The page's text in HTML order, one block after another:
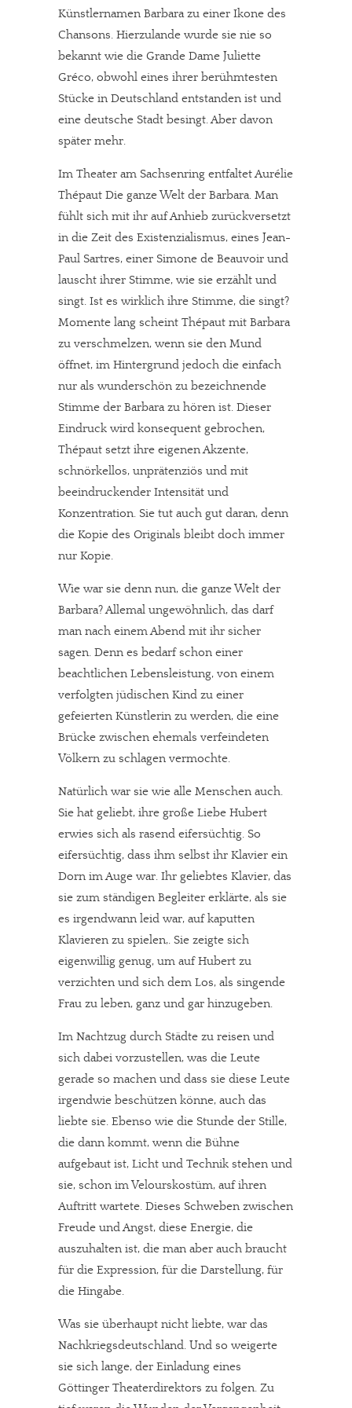
Künstlernamen Barbara zu einer Ikone des
Chansons. Hierzulande wurde sie nie so
bekannt wie die Grande Dame Juliette
Gréco, obwohl eines ihrer berühmtesten
Stücke in Deutschland entstanden ist und
eine deutsche Stadt besingt. Aber davon
später mehr.
Im Theater am Sachsenring entfaltet Aurélie
Thépaut Die ganze Welt der Barbara. Man
fühlt sich mit ihr auf Anhieb zurückversetzt
in die Zeit des Existenzialismus, eines Jean-
Paul Sartres, einer Simone de Beauvoir und
lauscht ihrer Stimme, wie sie erzählt und
singt. Ist es wirklich ihre Stimme, die singt?
Momente lang scheint Thépaut mit Barbara
zu verschmelzen, wenn sie den Mund
öffnet, im Hintergrund jedoch die einfach
nur als wunderschön zu bezeichnende
Stimme der Barbara zu hören ist. Dieser
Eindruck wird konsequent gebrochen,
Thépaut setzt ihre eigenen Akzente,
schnörkellos, unprätenziös und mit
beeindruckender Intensität und
Konzentration. Sie tut auch gut daran, denn
die Kopie des Originals bleibt doch immer
nur Kopie.
Wie war sie denn nun, die ganze Welt der
Barbara? Allemal ungewöhnlich, das darf
man nach einem Abend mit ihr sicher
sagen. Denn es bedarf schon einer
beachtlichen Lebensleistung, von einem
verfolgten jüdischen Kind zu einer
gefeierten Künstlerin zu werden, die eine
Brücke zwischen ehemals verfeindeten
Völkern zu schlagen vermochte.
Natürlich war sie wie alle Menschen auch.
Sie hat geliebt, ihre große Liebe Hubert
erwies sich als rasend eifersüchtig. So
eifersüchtig, dass ihm selbst ihr Klavier ein
Dorn im Auge war. Ihr geliebtes Klavier, das
sie zum ständigen Begleiter erklärte, als sie
es irgendwann leid war, auf kaputten
Klavieren zu spielen,. Sie zeigte sich
eigenwillig genug, um auf Hubert zu
verzichten und sich dem Los, als singende
Frau zu leben, ganz und gar hinzugeben.
Im Nachtzug durch Städte zu reisen und
sich dabei vorzustellen, was die Leute
gerade so machen und dass sie diese Leute
irgendwie beschützen könne, auch das
liebte sie. Ebenso wie die Stunde der Stille,
die dann kommt, wenn die Bühne
aufgebaut ist, Licht und Technik stehen und
sie, schon im Velourskostüm, auf ihren
Auftritt wartete. Dieses Schweben zwischen
Freude und Angst, diese Energie, die
auszuhalten ist, die man aber auch braucht
für die Expression, für die Darstellung, für
die Hingabe.
Was sie überhaupt nicht liebte, war das
Nachkriegsdeutschland. Und so weigerte
sie sich lange, der Einladung eines
Göttinger Theaterdirektors zu folgen. Zu